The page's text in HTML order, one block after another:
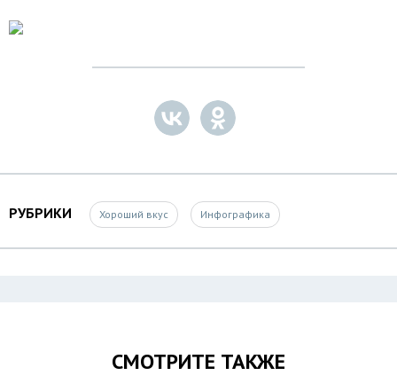
РУБРИКИ Хороший вкус Инфографика
СМОТРИТЕ ТАКЖЕ